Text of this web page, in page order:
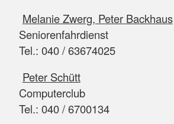
Melanie Zwerg, Peter Backhaus
Seniorenfahrdienst
Tel.: 040 / 63674025
Peter Schütt
Computerclub
Tel.: 040 / 6700134